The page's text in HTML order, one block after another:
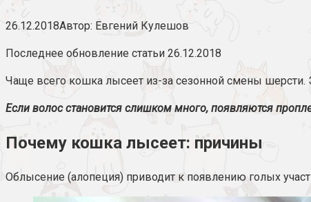
26.12.2018Автор: Евгений Кулешов
Последнее обновление статьи 26.12.2018
Чаще всего кошка лысеет из-за сезонной смены
Если волос становится слишком много, появляются
Почему кошка лысеет: причины
Облысение (алопеция) приводит к появлению голых